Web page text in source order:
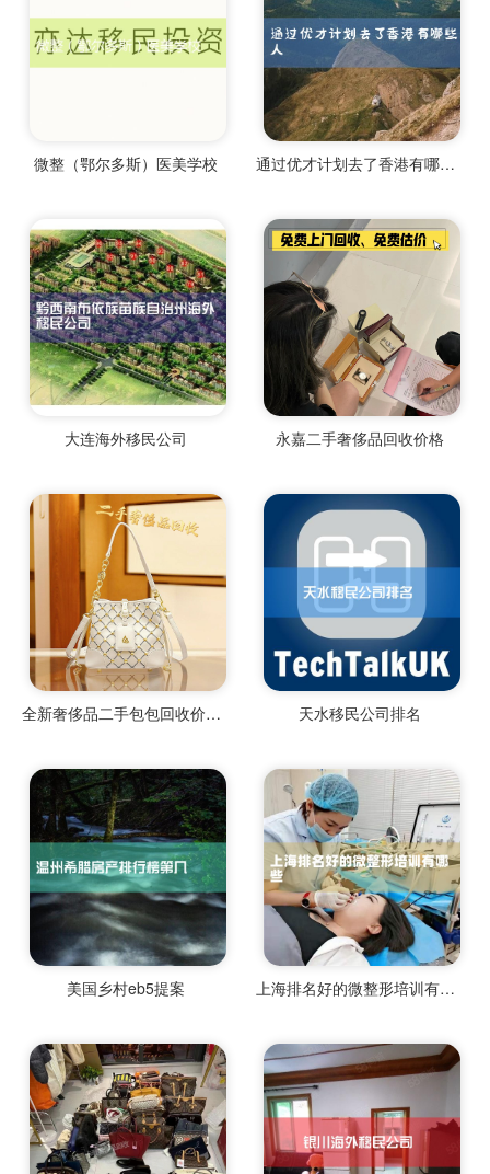
微整（鄂尔多斯）医美学校 通过优才计划去了香港有哪些人
大连海外移民公司 永嘉二手奢侈品回收价格
全新奢侈品二手包包回收价格多少 天水移民公司排名
美国乡村eb5提案 上海排名好的微整形培训有哪些